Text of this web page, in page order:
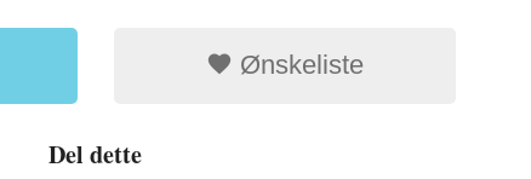
Ønskeliste
Del dette